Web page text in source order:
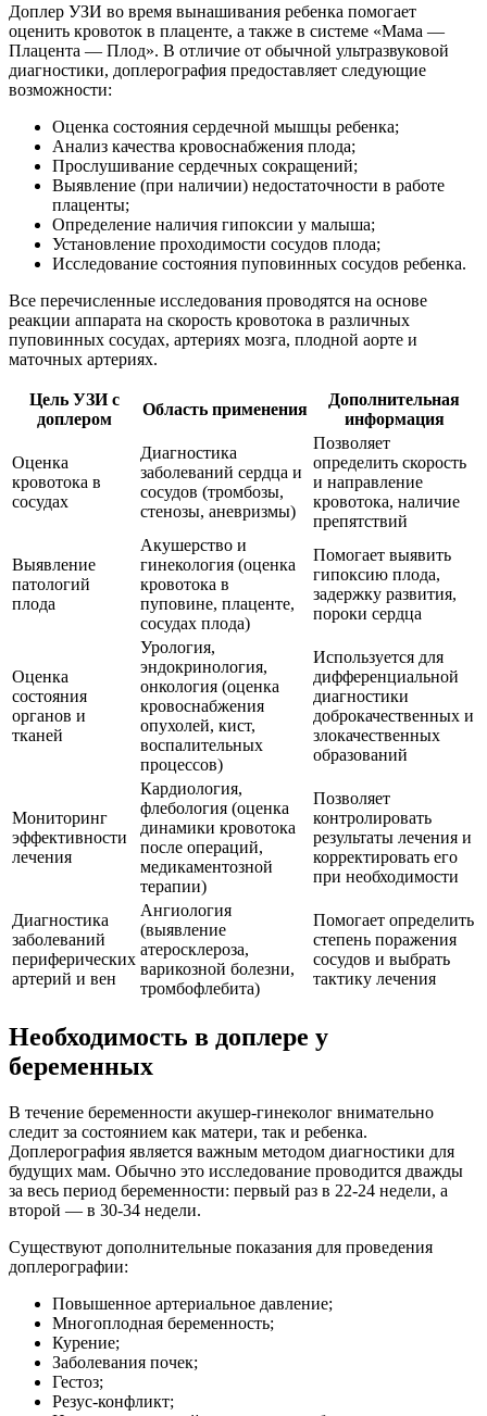
Доплер УЗИ во время вынашивания ребенка помогает
оценить кровоток в плаценте, а также в системе «Мама —
Плацента — Плод». В отличие от обычной ультразвуковой
диагностики, доплерография предоставляет следующие
возможности:
Оценка состояния сердечной мышцы ребенка;
Анализ качества кровоснабжения плода;
Прослушивание сердечных сокращений;
Выявление (при наличии) недостаточности в работе
плаценты;
Определение наличия гипоксии у малыша;
Установление проходимости сосудов плода;
Исследование состояния пуповинных сосудов ребенка.
Все перечисленные исследования проводятся на основе
реакции аппарата на скорость кровотока в различных
пуповинных сосудах, артериях мозга, плодной аорте и
маточных артериях.
Цель УЗИ с
доплером
Область применения
Дополнительная
информация
Оценка
кровотока в
сосудах
Диагностика
заболеваний сердца и
сосудов (тромбозы,
стенозы, аневризмы)
Позволяет
определить скорость
и направление
кровотока, наличие
препятствий
Выявление
патологий
плода
Акушерство и
гинекология (оценка
кровотока в
пуповине, плаценте,
сосудах плода)
Помогает выявить
гипоксию плода,
задержку развития,
пороки сердца
Оценка
состояния
органов и
тканей
Урология,
эндокринология,
онкология (оценка
кровоснабжения
опухолей, кист,
воспалительных
процессов)
Используется для
дифференциальной
диагностики
доброкачественных и
злокачественных
образований
Мониторинг
эффективности
лечения
Кардиология,
флебология (оценка
динамики кровотока
после операций,
медикаментозной
терапии)
Позволяет
контролировать
результаты лечения и
корректировать его
при необходимости
Диагностика
заболеваний
периферических
артерий и вен
Ангиология
(выявление
атеросклероза,
варикозной болезни,
тромбофлебита)
Помогает определить
степень поражения
сосудов и выбрать
тактику лечения
Необходимость в доплере у
беременных
В течение беременности акушер-гинеколог внимательно
следит за состоянием как матери, так и ребенка.
Доплерография является важным методом диагностики для
будущих мам. Обычно это исследование проводится дважды
за весь период беременности: первый раз в 22-24 недели, а
второй — в 30-34 недели.
Существуют дополнительные показания для проведения
доплерографии:
Повышенное артериальное давление;
Многоплодная беременность;
Курение;
Заболевания почек;
Гестоз;
Резус-конфликт;